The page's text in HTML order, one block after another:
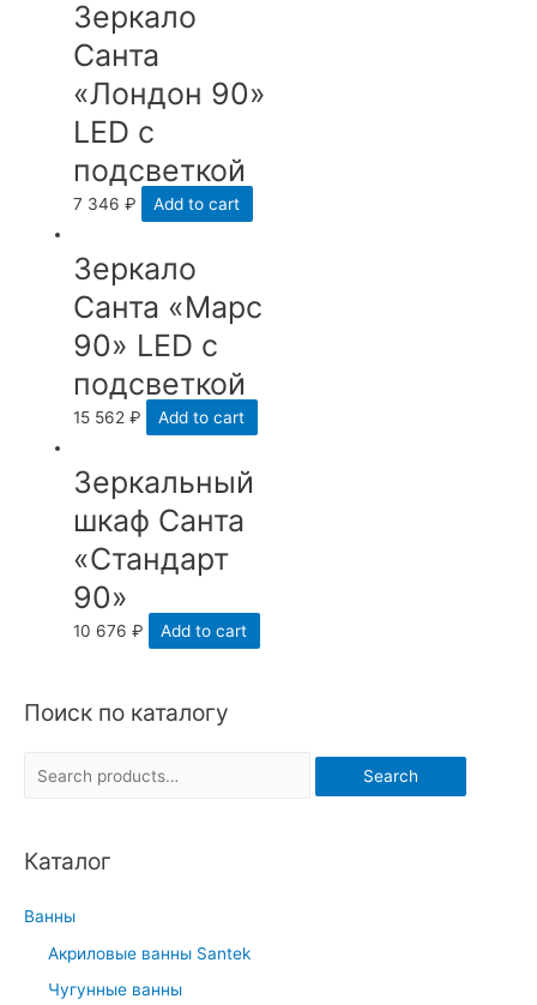
Поиск по каталогу
r
h
Search
Каталог
Ванны
Акриловые ванны Santek
Чугунные ванны
Зеркало
Санта
«Лондон 90»
LED с
подсветкой
7 346₽ Add to cart
Зеркало
Санта «Марс
90» LED с
подсветкой
15 562₽ Add to cart
Зеркальный
шкаф Санта
«Стандарт
90»
10 676₽ Add to cart